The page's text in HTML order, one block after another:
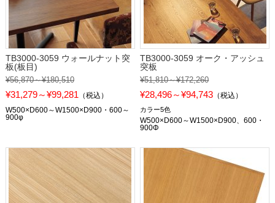
TB3000-3059 ウォールナット突
板(板目)
¥56,870～¥180,510
¥31,279～¥99,281（税込）
W500×D600～W1500×D900・600～
900φ
TB3000-3059 オーク・アッシュ
突板
¥51,810～¥172,260
¥28,496～¥94,743 （税込）
カラー5色
W500×D600～W1500×D900、600・
900Φ